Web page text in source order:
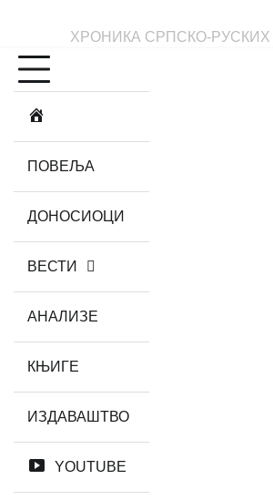
content
ХРОНИКА СРПСКО-
ПОВЕЉА
ДОНОСИОЦИ
ВЕСТИ
АНАЛИЗЕ
КЊИГЕ
ИЗДАВАШТВО
YOUTUBE